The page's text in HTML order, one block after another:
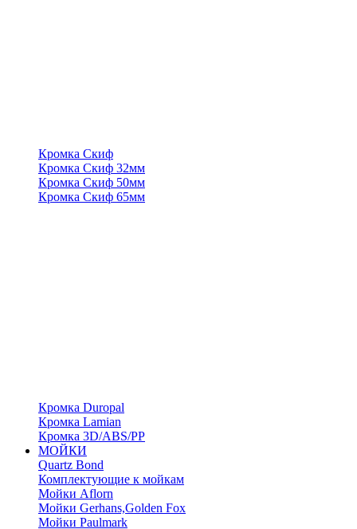
Кромка Скиф
Кромка Скиф 32мм
Кромка Скиф 50мм
Кромка Скиф 65мм
Кромка Duropal
Кромка Lamian
Кромка 3D/ABS/PP
МОЙКИ
Quartz Bond
Комплектующие к мойкам
Мойки Aflorn
Мойки Gerhans,Golden Fox
Мойки Paulmark